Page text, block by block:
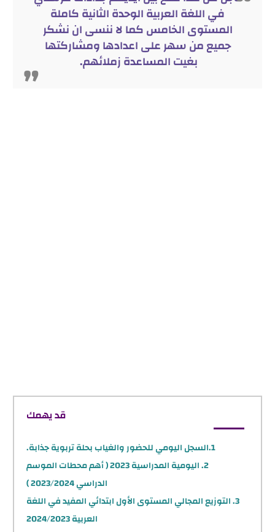
في اللغة العربية الوحدة الثانية كاملة
المستوى الخامس كما لا ننسى ان نشكر
جميع من سهر على اعدادها ومشاركتها
بغيت المساعدة زملائهم.
قد يهمك
السجل اليومي للحضور والغياب بحلة تربوية جذابة.
اليومية المدراسية 2023 ( أهم محطات الموسم
الدراسي 2023/2024 )
التوزيع المجالي المستوى الأول ابتدائي المفيد في اللغة
العربية 2024/2023